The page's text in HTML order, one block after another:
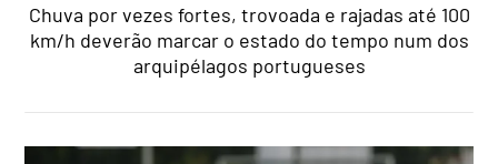
Chuva por vezes fortes, trovoada e rajadas até 100
km/h deverão marcar o estado do tempo num dos
arquipélagos portugueses